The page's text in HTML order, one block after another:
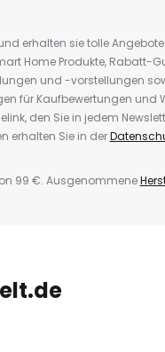
erhalten sie tolle
Home Produkte, Rabatt-
und -vorstellungen
für Kaufbewertungen und
den Sie in jedem
erhalten Sie in der
99 €. Ausgenommene